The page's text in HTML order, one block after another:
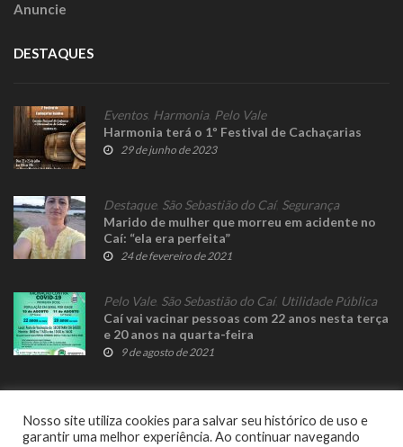
Anuncie
DESTAQUES
Eventos, Harmonia, Pelo Vale
Harmonia terá o 1º Festival de Cachaçarias
29 de junho de 2023
Destaque, São Sebastião do Caí, Segurança
Marido de mulher que morreu em acidente no
Caí: “ela era perfeita”
24 de fevereiro de 2021
Pelo Vale, São Sebastião do Caí, Utilidade Pública
Caí vai vacinar pessoas com 22 anos nesta terça
e 20 anos na quarta-feira
9 de agosto de 2021
Nosso site utiliza cookies para salvar seu histórico de uso e
garantir uma melhor experiência. Ao continuar navegando